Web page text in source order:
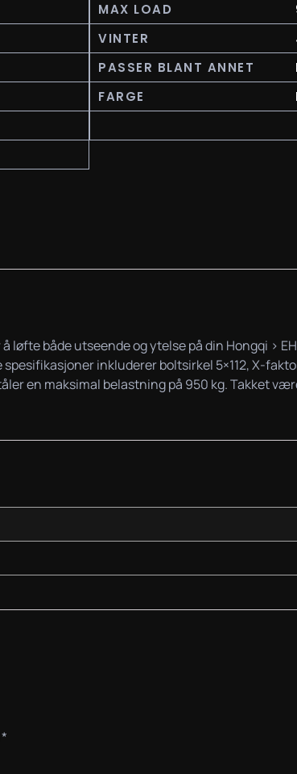
MAX LOAD
VINTER
PASSER BLANT ANNET
FARGE
både utseende og ytelse på din Hongqi >
inkluderer boltsirkel 5×112, X-
en maksimal belastning på 950 kg. Takket
*